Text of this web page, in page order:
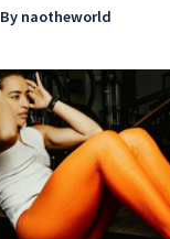
naotheworld